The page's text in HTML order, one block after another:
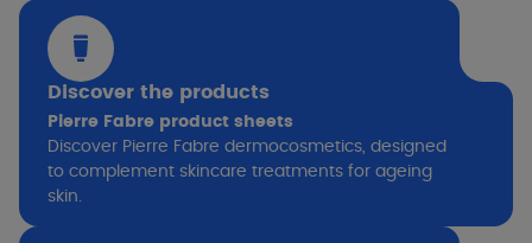
Discover the products
Pierre Fabre product sheets
Discover Pierre Fabre dermocosmetics, designed
to complement skincare treatments for ageing
skin.